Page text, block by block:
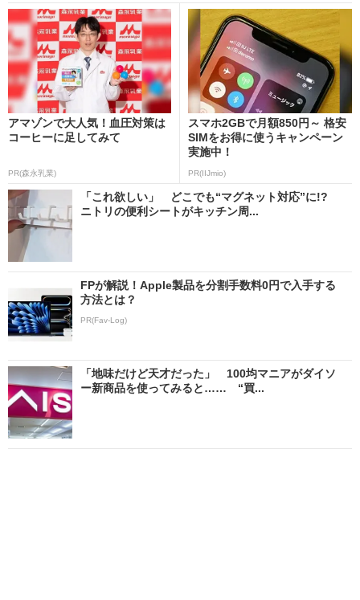
アマゾンで大人気！血圧対策は
コーヒーに足してみて
PR(森永乳業)
スマホ2GBで月額850円～ 格安
SIMをお得に使うキャンペーン
実施中！
PR(IIJmio)
「これ欲しい」 どこでも“マグネット対応”に!?
ニトリの便利シートがキッチン周...
FPが解説！Apple製品を分割手数料0円で入手する
方法とは？
PR(Fav-Log)
「地味だけど天才だった」 100均マニアがダイソ
ー新商品を使ってみると…… “買...